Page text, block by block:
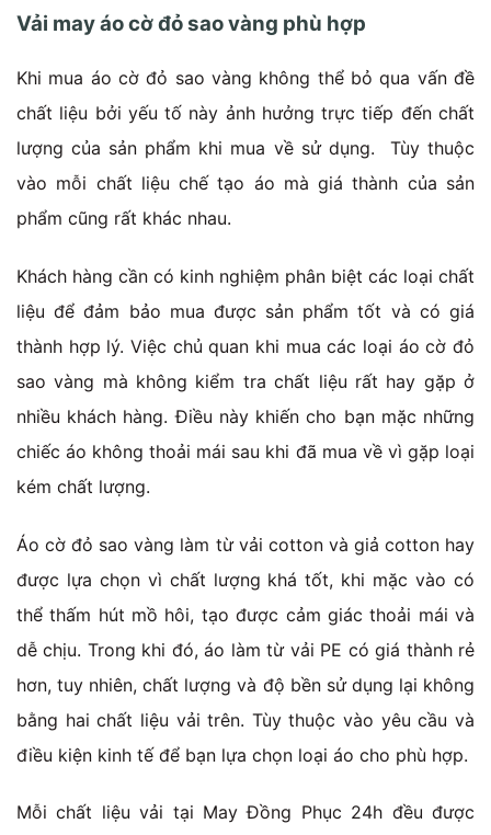
Vải may áo cờ đỏ sao vàng phù hợp
Khi mua áo cờ đỏ sao vàng không thể bỏ qua vấn đề
chất liệu bởi yếu tố này ảnh hưởng trực tiếp đến chất
lượng của sản phẩm khi mua về sử dụng. Tùy thuộc
vào mỗi chất liệu chế tạo áo mà giá thành của sản
phẩm cũng rất khác nhau.
Khách hàng cần có kinh nghiệm phân biệt các loại chất
liệu để đảm bảo mua được sản phẩm tốt và có giá
thành hợp lý. Việc chủ quan khi mua các loại áo cờ đỏ
sao vàng mà không kiểm tra chất liệu rất hay gặp ở
nhiều khách hàng. Điều này khiến cho bạn mặc những
chiếc áo không thoải mái sau khi đã mua về vì gặp loại
kém chất lượng.
Áo cờ đỏ sao vàng làm từ vải cotton và giả cotton hay
được lựa chọn vì chất lượng khá tốt, khi mặc vào có
thể thấm hút mồ hôi, tạo được cảm giác thoải mái và
dễ chịu. Trong khi đó, áo làm từ vải PE có giá thành rẻ
hơn, tuy nhiên, chất lượng và độ bền sử dụng lại không
bằng hai chất liệu vải trên. Tùy thuộc vào yêu cầu và
điều kiện kinh tế để bạn lựa chọn loại áo cho phù hợp.
Mỗi chất liệu vải tại May Đồng Phục 24h đều được